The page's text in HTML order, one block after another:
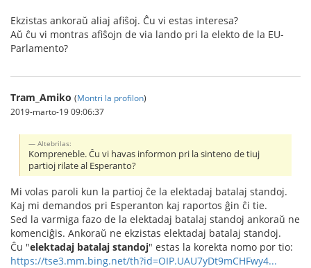
Ekzistas ankoraŭ aliaj afiŝoj. Ĉu vi estas interesa?
Aŭ ĉu vi montras afiŝojn de via lando pri la elekto de la EU-
Parlamento?
Tram_Amiko (Montri la profilon)
2019-marto-19 09:06:37
Altebrilas:
Kompreneble. Ĉu vi havas informon pri la sinteno de tiuj
partioj rilate al Esperanto?
Mi volas paroli kun la partioj ĉe la elektadaj batalaj standoj.
Kaj mi demandos pri Esperanton kaj raportos ĝin ĉi tie.
Sed la varmiga fazo de la elektadaj batalaj standoj ankoraŭ ne
komenciĝis. Ankoraŭ ne ekzistas elektadaj batalaj standoj.
Ĉu "elektadaj batalaj standoj" estas la korekta nomo por tio:
https://tse3.mm.bing.net/th?id=OIP.UAU7yDt9mCHFwy4...